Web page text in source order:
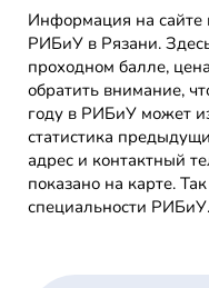
Информация на сайте
РИБиУ в Рязани.
проходном балле,
обратить внимание,
году в РИБиУ может
статистика
адрес и контактный
показано на карте.
специальности РИБиУ.